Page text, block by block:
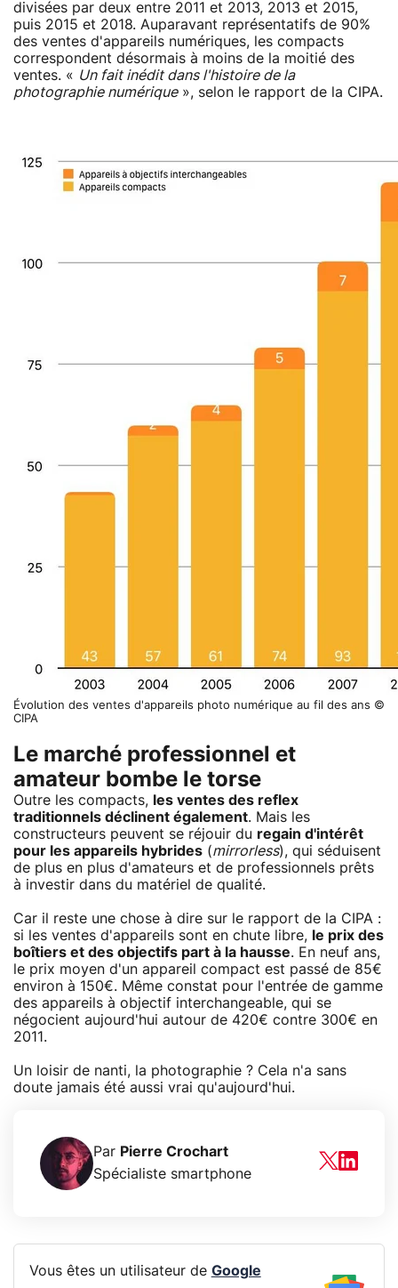
divisées par deux entre 2011 et 2013, 2013 et 2015,
puis 2015 et 2018. Auparavant représentatifs de 90%
des ventes d'appareils numériques, les compacts
correspondent désormais à moins de la moitié des
ventes. « Un fait inédit dans l'histoire de la
photographie numérique», selon le rapport de la CIPA.
Évolution des ventes d'appareils photo numérique au fil des ans ©
CIPA
Le marché professionnel et
amateur bombe le torse
Outre les compacts, les ventes des reflex
traditionnels déclinent également. Mais les
constructeurs peuvent se réjouir du regain d'intérêt
pour les appareils hybrides (mirrorless), qui séduisent
de plus en plus d'amateurs et de professionnels prêts
à investir dans du matériel de qualité.
Car il reste une chose à dire sur le rapport de la CIPA :
si les ventes d'appareils sont en chute libre, le prix des
boîtiers et des objectifs part à la hausse. En neuf ans,
le prix moyen d'un appareil compact est passé de 85€
environ à 150€. Même constat pour l'entrée de gamme
des appareils à objectif interchangeable, qui se
négocient aujourd'hui autour de 420€ contre 300€ en
2011.
Un loisir de nanti, la photographie ? Cela n'a sans
doute jamais été aussi vrai qu'aujourd'hui.
Par Pierre Crochart
Spécialiste smartphone
Vous êtes un utilisateur de Google